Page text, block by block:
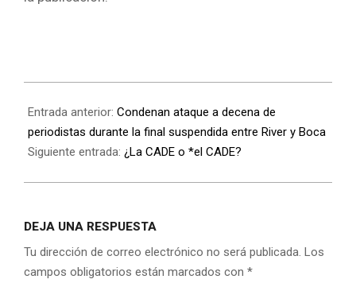
Entrada anterior: Condenan ataque a decena de
periodistas durante la final suspendida entre River y Boca
Siguiente entrada: ¿La CADE o *el CADE?
DEJA UNA RESPUESTA
Tu dirección de correo electrónico no será publicada. Los
campos obligatorios están marcados con *